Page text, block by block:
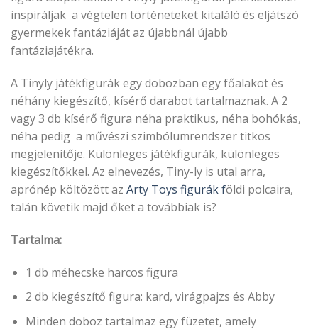
inspiráljak a végtelen történeteket kitaláló és eljátszó
gyermekek fantáziáját az újabbnál újabb
fantáziajátékra.
A Tinyly játékfigurák egy dobozban egy főalakot és
néhány kiegészítő, kísérő darabot tartalmaznak. A 2
vagy 3 db kísérő figura néha praktikus, néha bohókás,
néha pedig a művészi szimbólumrendszer titkos
megjelenítője. Különleges játékfigurák, különleges
kiegészítőkkel. Az elnevezés, Tiny-ly is utal arra,
aprónép költözött az Arty Toys figurák földi polcaira,
talán követik majd őket a továbbiak is?
Tartalma:
1 db méhecske harcos figura
2 db kiegészítő figura: kard, virágpajzs és Abby
Minden doboz tartalmaz egy füzetet, amely